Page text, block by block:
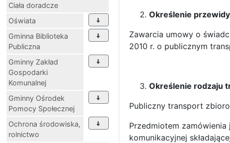
Ciała doradcze
Oświata
Gminna Biblioteka
Publiczna
Gminny Zakład
Gospodarki
Komunalnej
Gminny Ośrodek
Pomocy Społecznej
Ochrona środowiska,
rolnictwo
Określenie
Zawarcia umowy o
2010 r. o publicznym
Określenie rodzaju
Publiczny transport
Przedmiotem
komunikacyjnej